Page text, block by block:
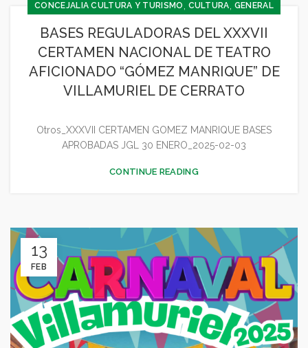
CONCEJALIA CULTURA Y TURISMO CULTURA GENERAL
BASES REGULADORAS DEL XXXVII
CERTAMEN NACIONAL DE TEATRO
AFICIONADO “GÓMEZ MANRIQUE” DE
VILLAMURIEL DE CERRATO
Otros_XXXVII CERTAMEN GOMEZ MANRIQUE BASES
APROBADAS JGL 30 ENERO_2025-02-03
CONTINUE READING
13
FEB